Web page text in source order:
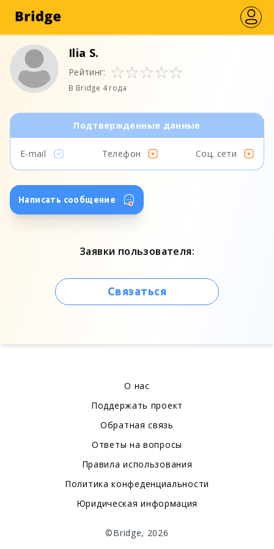
Ilia S.
Рейтинг:
В Bridge 4 года
Подтвержденные данные
E-mail Телефон Соц. сети
Написать сообщение
Заявки пользователя:
Связаться
О нас
Поддержать проект
Обратная связь
Ответы на вопросы
Правила использования
Политика конфеденциальности
Юридическая информация
©Bridge, 2026